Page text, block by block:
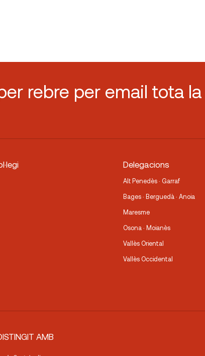
rebre per email tota la
Delegacions
Alt Penedès · Garraf
Bages · Berguedà · Anoia
Maresme
Osona · Moianès
Vallès Oriental
Vallès Occidental
AMB